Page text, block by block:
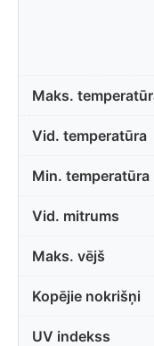
Maks.
Vid. temperatūra
Min. temperatūra
Vid. mitrums
Maks. vējš
Kopējie nokrišņi
UV indekss